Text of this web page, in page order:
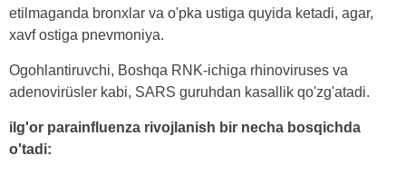
etilmaganda bronxlar va o'pka ustiga quyida ketadi, agar,
xavf ostiga pnevmoniya.
Ogohlantiruvchi, Boshqa RNK-ichiga rhinoviruses va
adenovirüsler kabi, SARS guruhdan kasallik qo'zg'atadi.
ilg'or parainfluenza rivojlanish bir necha bosqichda
o'tadi: